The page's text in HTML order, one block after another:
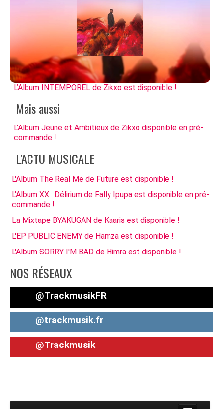
L’Album INTEMPOREL de Zikxo est disponible !
Mais aussi
L'Album Jeune et Ambitieux de Zikxo disponible en pré-
commande !
L'ACTU MUSICALE
L'Album The Real Me de Future est disponible !
L'Album XX : Délirium de Fally Ipupa est disponible en pré-
commande !
La Mixtape BYAKUGAN de Kaaris est disponible !
L'EP PUBLIC ENEMY de Hamza est disponible !
L'Album SORRY I'M BAD de Himra est disponible !
NOS RÉSEAUX
@TrackmusikFR
@trackmusik.fr
@Trackmusik